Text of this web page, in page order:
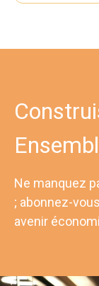
Ne manquez
; abonnez-
avenir